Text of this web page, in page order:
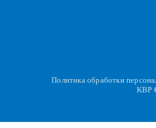
Политика обработки
KBP